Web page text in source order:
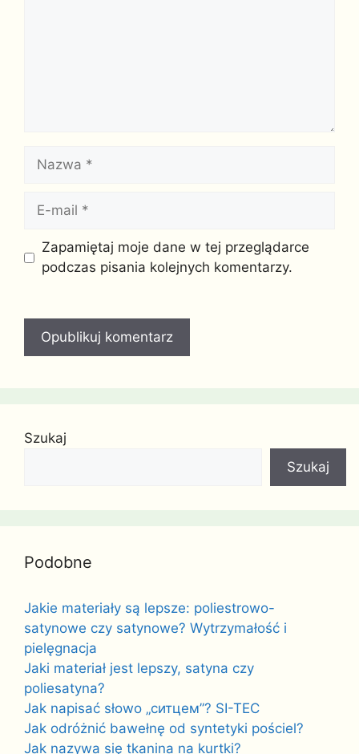
Nazwa
Witryna
internetowa
Zapamiętaj moje dane w tej przeglądarce
podczas pisania kolejnych komentarzy.
Szukaj
Szukaj
Podobne
Jakie materiały są lepsze: poliestrowo-
satynowe czy satynowe? Wytrzymałość i
pielęgnacja
Jaki materiał jest lepszy, satyna czy
poliesatyna?
Jak napisać słowo „ситцем”? SI-TEC
Jak odróżnić bawełnę od syntetyki pościel?
Jak nazywa się tkanina na kurtki?